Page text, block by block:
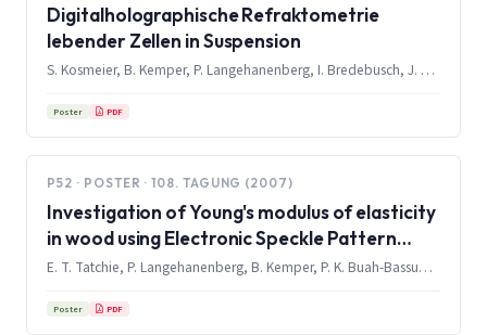
Digitalholographische Refraktometrie
lebender Zellen in Suspension
S. Kosmeier, B. Kemper, P. Langehanenberg, I. Bredebusch, J. Schnekenburger, A. Bauwens, G. von Bally
Poster PDF
P52 · POSTER · 108. TAGUNG (2007)
Investigation of Young's modulus of elasticity
in wood using Electronic Speckle Pattern
Interferometry (ESPI)
E. T. Tatchie, P. Langehanenberg, B. Kemper, P. K. Buah-Bassuah, G. von Bally
Poster PDF